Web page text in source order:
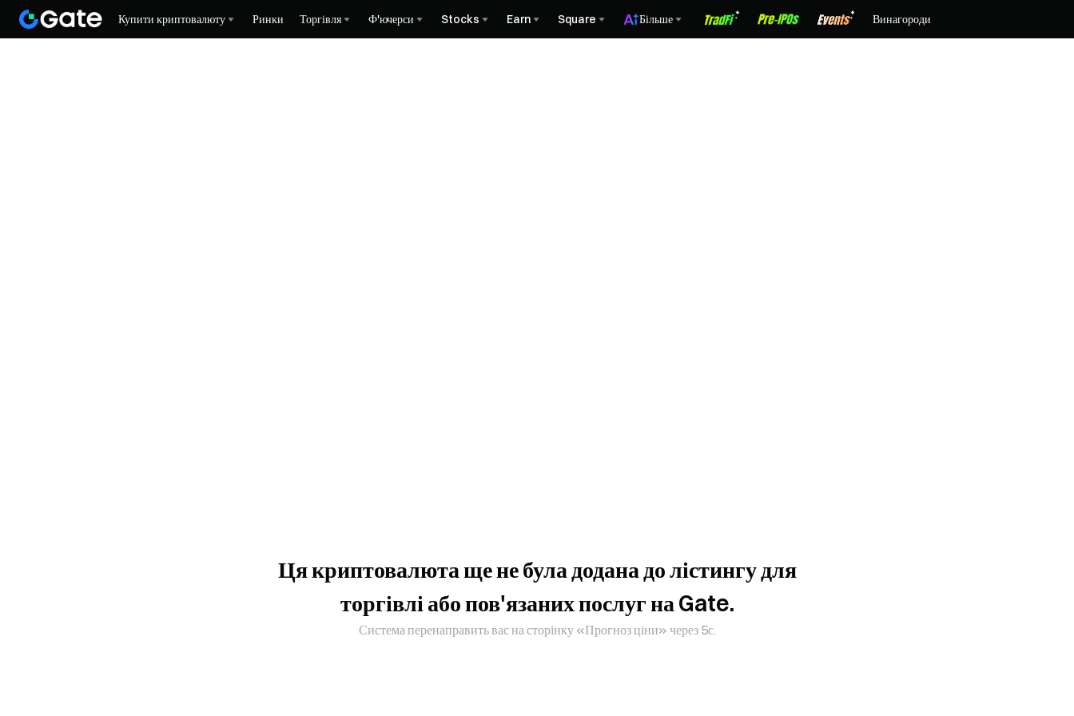
Купити криптовалюту Ринки Торгівля Ф'ючерси Stocks Earn Square Більше Винагороди
Ця криптовалюта ще не була додана до лістингу для
торгівлі або пов'язаних послуг на Gate.
Система перенаправить вас на сторінку «Прогноз ціни» через 5с.